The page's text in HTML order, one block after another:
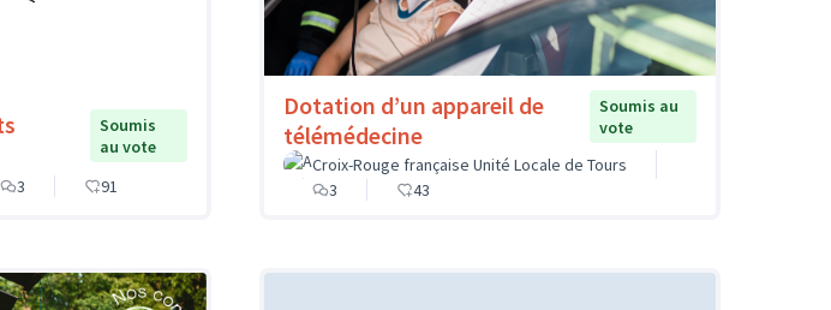
Soumis
au vote
3 91
Dotation d’un appareil de
télémédecine
Soumis au
vote
Croix-Rouge française Unité Locale de Tours
3
43